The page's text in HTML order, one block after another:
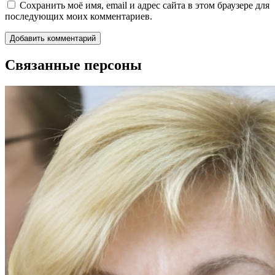
Сохранить моё имя, email и адрес сайта в этом браузере для
последующих моих комментариев.
Связанные персоны